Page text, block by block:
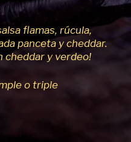
flamas, rúcula,
panceta y cheddar.
cheddar y verdeo!
o triple